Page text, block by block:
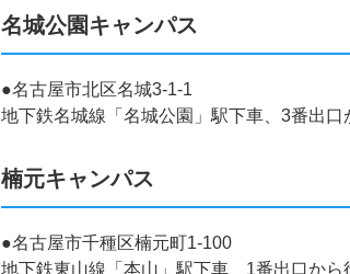
名城公園キャンパス
●名古屋市北区名城3-1-1
地下鉄名城線「名城公園」駅下車、3番出口
楠元キャンパス
●名古屋市千種区楠元町1-100
地下鉄東山線「本山」駅下車、1番出口から